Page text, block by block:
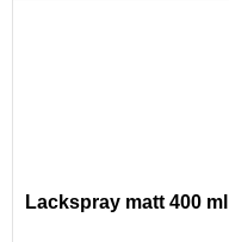
Lackspray matt 400